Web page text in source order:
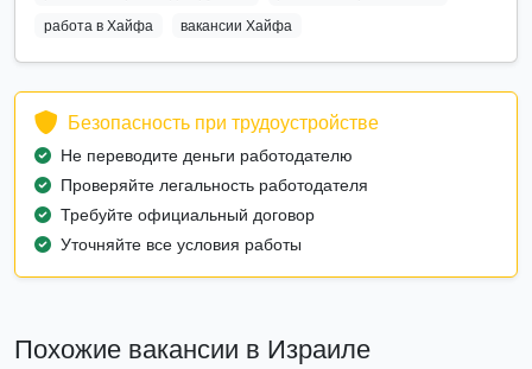
работа в Хайфа
вакансии Хайфа
Безопасность при трудоустройстве
Не переводите деньги работодателю
Проверяйте легальность работодателя
Требуйте официальный договор
Уточняйте все условия работы
Похожие вакансии в Израиле